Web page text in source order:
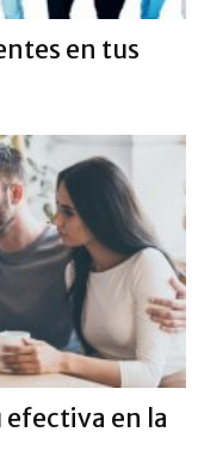
en tus
en la